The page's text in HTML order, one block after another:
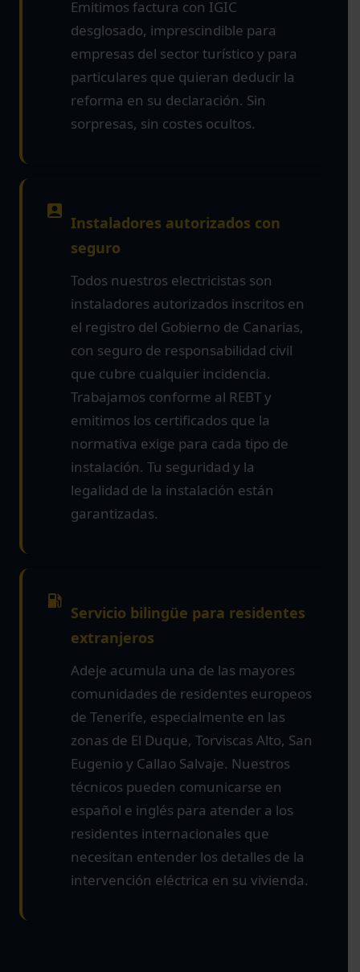
Emitimos factura con IGIC
desglosado, imprescindible para
empresas del sector turístico y para
particulares que quieran deducir la
reforma en su declaración. Sin
sorpresas, sin costes ocultos.
Instaladores autorizados con
seguro
Todos nuestros electricistas son
instaladores autorizados inscritos en
el registro del Gobierno de Canarias,
con seguro de responsabilidad civil
que cubre cualquier incidencia.
Trabajamos conforme al REBT y
emitimos los certificados que la
normativa exige para cada tipo de
instalación. Tu seguridad y la
legalidad de la instalación están
garantizadas.
Servicio bilingüe para residentes
extranjeros
Adeje acumula una de las mayores
comunidades de residentes europeos
de Tenerife, especialmente en las
zonas de El Duque, Torviscas Alto, San
Eugenio y Callao Salvaje. Nuestros
técnicos pueden comunicarse en
español e inglés para atender a los
residentes internacionales que
necesitan entender los detalles de la
intervención eléctrica en su vivienda.